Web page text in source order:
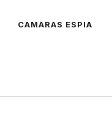
CAMARAS ESPIA